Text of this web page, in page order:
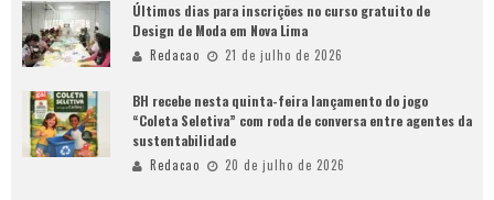
Últimos dias para inscrições no curso gratuito de
Design de Moda em Nova Lima
Redacao 21 de julho de 2026
BH recebe nesta quinta-feira lançamento do jogo
“Coleta Seletiva” com roda de conversa entre agentes da
sustentabilidade
Redacao 20 de julho de 2026